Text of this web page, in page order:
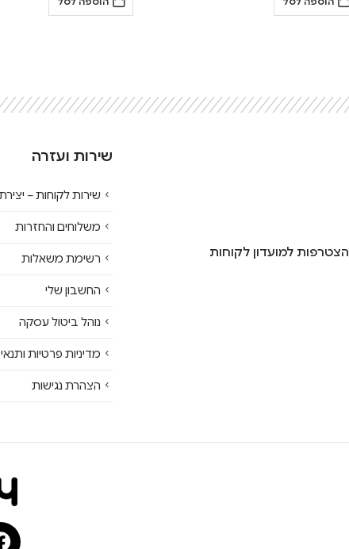
הצטרפות למועדון לקוחות
שירות ועזרה
שירות לקוחות –
משלוחים והחזרות
רשימת משאלות
החשבון שלי
נוהל ביטול עסקה
מדיניות פרטיות
הצהרת נגישות